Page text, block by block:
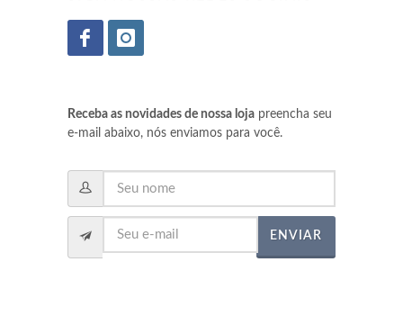
Receba as novidades de nossa lojapreencha seu
e-mail abaixo, nós enviamos para você.
ENVIAR